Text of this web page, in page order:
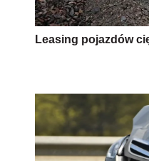
Leasing pojazdów